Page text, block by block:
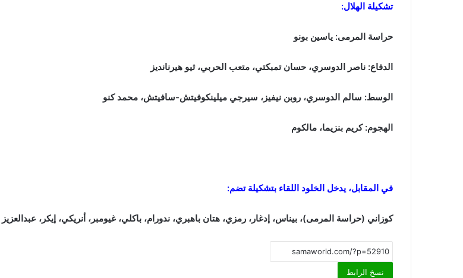
تشكيلة الهلال:
حراسة المرمى: ياسين بونو
الدفاع: ناصر الدوسري، حسان تمبكتي، متعب الحربي، ثيو هيرنانديز
الوسط: سالم الدوسري، روبن نيفيز، سيرجي ميلينكوفيتش-سافيتش، محمد كنو
الهجوم: كريم بنزيما، مالكوم
في المقابل، يدخل الخلود اللقاء بتشكيلة تضم:
كوزاني (حراسة المرمى)، بيناس، إدغار، رمزي، هتان باهبري، ندورام، باكلي، غيومبر، أنريكي، إيكر، عبدالعزيز
نسخ الرابط